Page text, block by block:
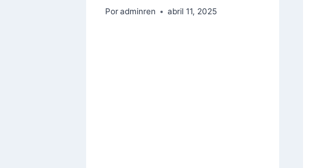
Poradminren abril 11, 2025